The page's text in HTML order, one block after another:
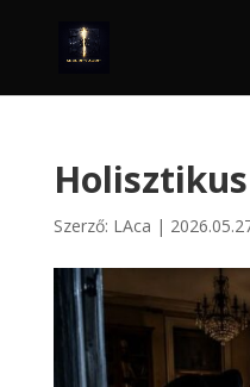
Szerző: LAca |